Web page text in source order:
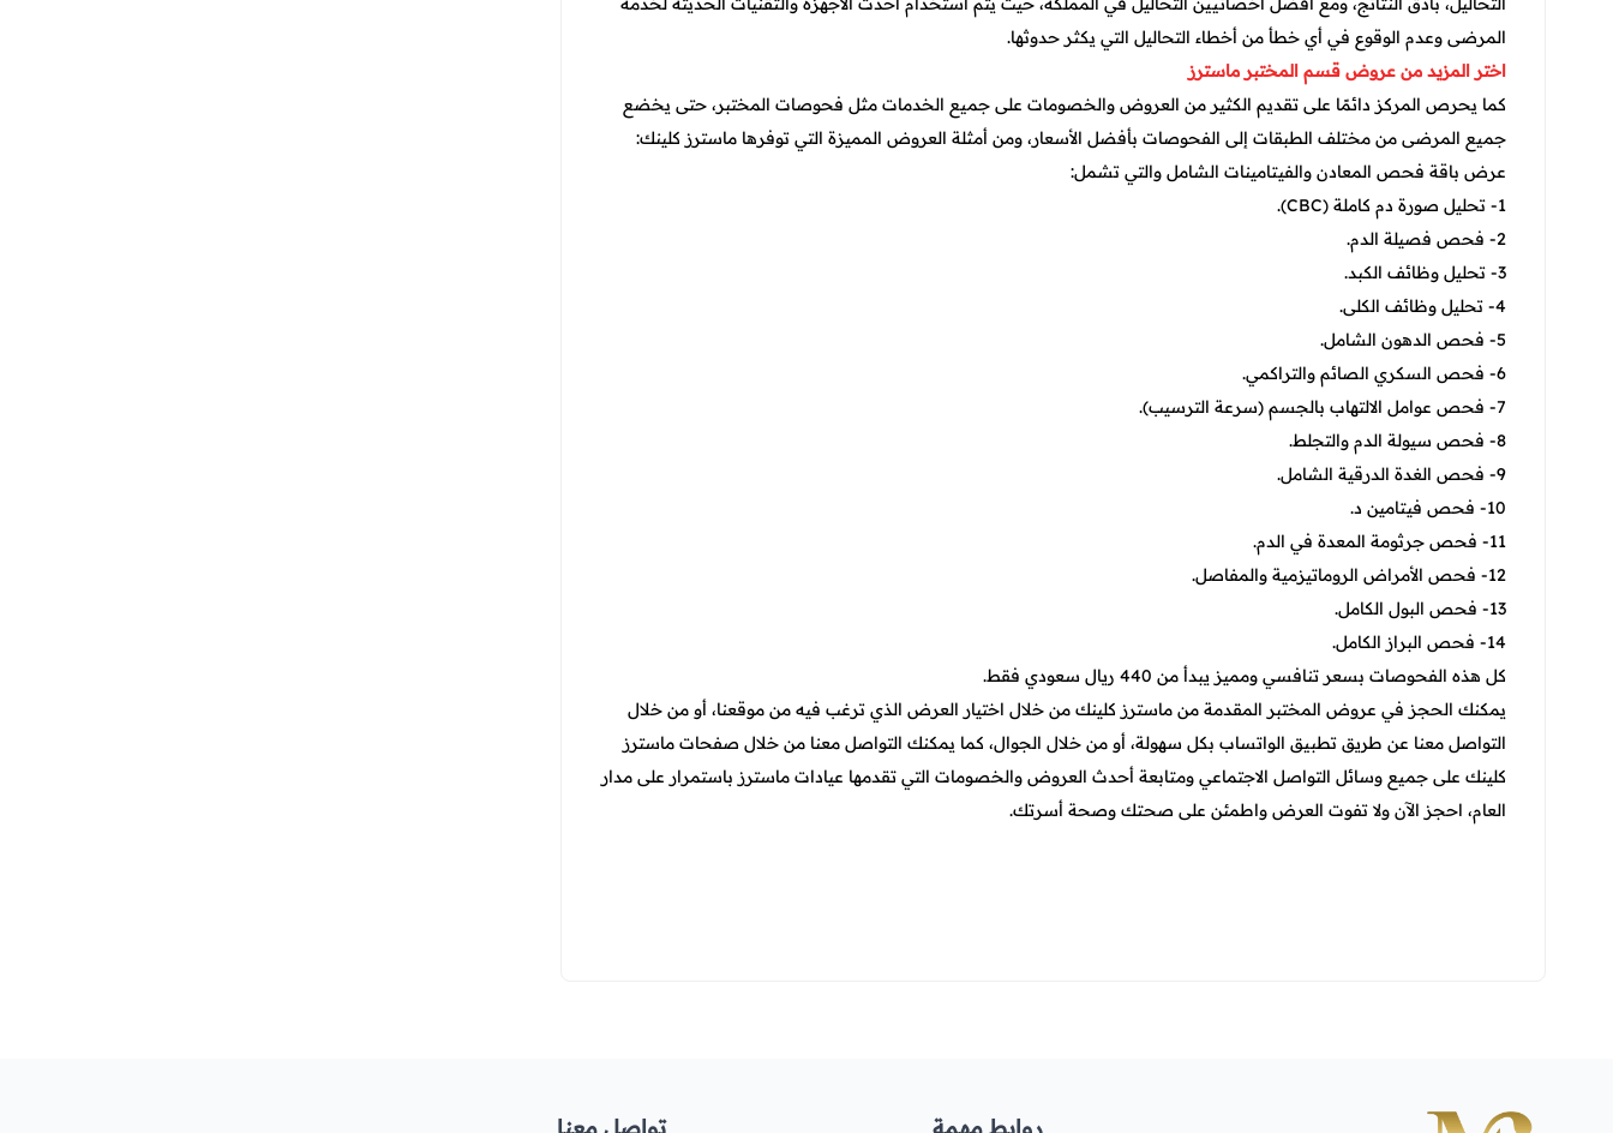
المرضى وعدم الوقوع في أي خطأ من أخطاء التحاليل التي يكثر حدوثها.
اختر المزيد من عروض قسم المختبر ماسترز
كما يحرص المركز دائمًا على تقديم الكثير من العروض والخصومات على جميع الخدمات مثل فحوصات المختبر، حتى يخضع
جميع المرضى من مختلف الطبقات إلى الفحوصات بأفضل الأسعار، ومن أمثلة العروض المميزة التي توفرها ماسترز كلينك:
عرض باقة فحص المعادن والفيتامينات الشامل والتي تشمل:
1- تحليل صورة دم كاملة (CBC).
2- فحص فصيلة الدم.
3- تحليل وظائف الكبد.
4- تحليل وظائف الكلى.
5- فحص الدهون الشامل.
6- فحص السكري الصائم والتراكمي.
7- فحص عوامل الالتهاب بالجسم (سرعة الترسيب).
8- فحص سيولة الدم والتجلط.
9- فحص الغدة الدرقية الشامل.
10- فحص فيتامين د.
11- فحص جرثومة المعدة في الدم.
12- فحص الأمراض الروماتيزمية والمفاصل.
13- فحص البول الكامل.
14- فحص البراز الكامل.
كل هذه الفحوصات بسعر تنافسي ومميز يبدأ من 440 ريال سعودي فقط.
يمكنك الحجز في عروض المختبر المقدمة من ماسترز كلينك من خلال اختيار العرض الذي ترغب فيه من موقعنا، أو من خلال
التواصل معنا عن طريق تطبيق الواتساب بكل سهولة، أو من خلال الجوال، كما يمكنك التواصل معنا من خلال صفحات ماسترز
كلينك على جميع وسائل التواصل الاجتماعي ومتابعة أحدث العروض والخصومات التي تقدمها عيادات ماسترز باستمرار على مدار
العام، احجز الآن ولا تفوت العرض واطمئن على صحتك وصحة أسرتك.
روابط مهمة تواصل معنا